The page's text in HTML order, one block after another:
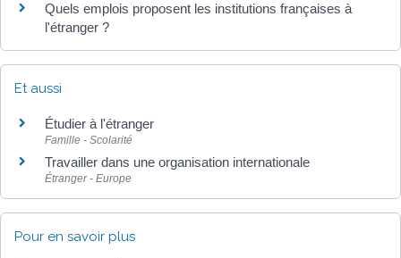
Quels emplois proposent les institutions françaises à
l'étranger ?
Et aussi
Étudier à l'étranger
Famille - Scolarité
Travailler dans une organisation internationale
Étranger - Europe
Pour en savoir plus